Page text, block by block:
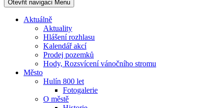
Otevřit navigaci Menu
Aktuálně
Aktuality
Hlášení rozhlasu
Kalendář akcí
Prodej pozemků
Hody, Rozsvícení vánočního stromu
Město
Hulín 800 let
Fotogalerie
O městě